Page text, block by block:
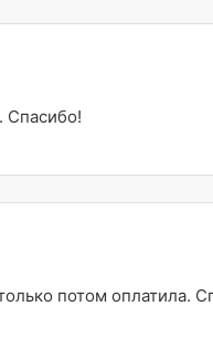
Спасибо!
потом оплатила.